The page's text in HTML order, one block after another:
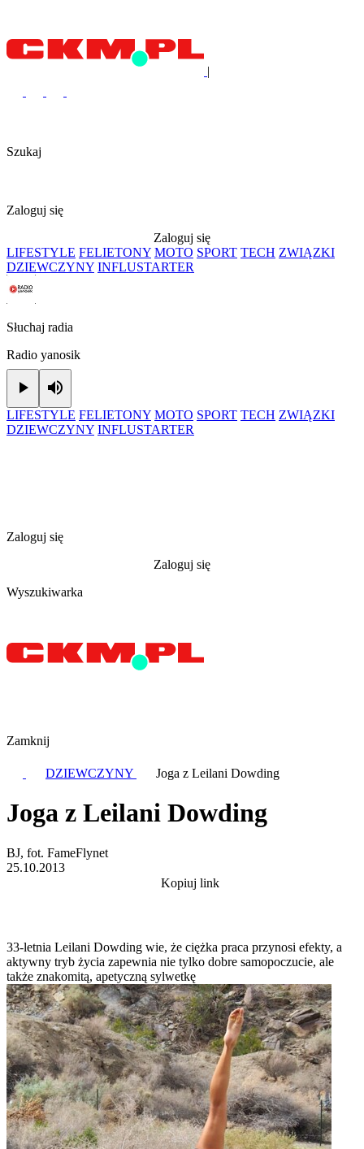
|
Szukaj
Zaloguj się
Zaloguj się
LIFESTYLE FELIETONY MOTO SPORT TECH ZWIĄZKI
DZIEWCZYNY INFLUSTARTER
Słuchaj radia
Radio yanosik
Play
LIFESTYLE FELIETONY MOTO SPORT TECH ZWIĄZKI
DZIEWCZYNY INFLUSTARTER
Zaloguj się
Zaloguj się
Wyszukiwarka
Zamknij
DZIEWCZYNY Joga z Leilani Dowding
Joga z Leilani Dowding
BJ, fot. FameFlynet
25.10.2013
Kopiuj link
33-letnia Leilani Dowding wie, że ciężka praca przynosi efekty, a
aktywny tryb życia zapewnia nie tylko dobre samopoczucie, ale
także znakomitą, apetyczną sylwetkę